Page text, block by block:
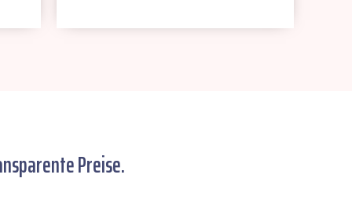
Preise.